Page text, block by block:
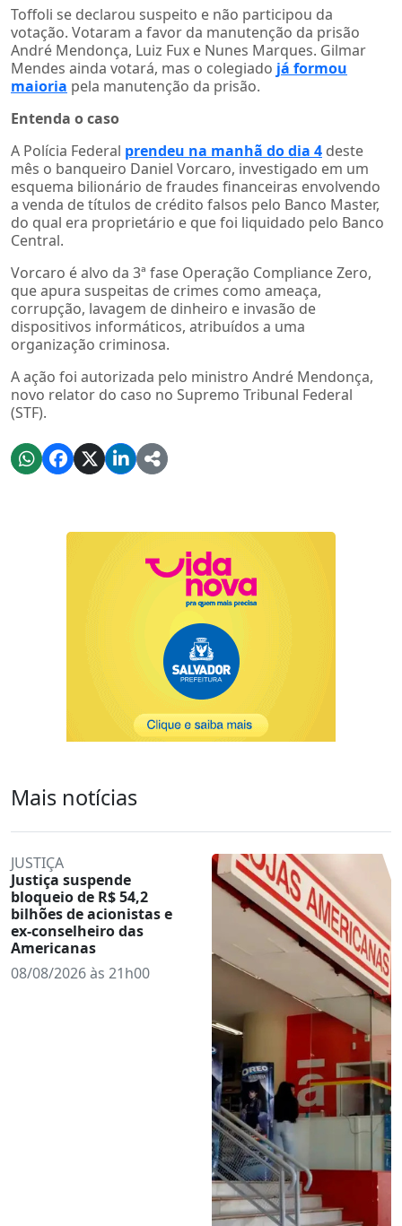
Toffoli se declarou suspeito e não participou da
votação. Votaram a favor da manutenção da prisão
André Mendonça, Luiz Fux e Nunes Marques. Gilmar
Mendes ainda votará, mas o colegiado já formou
maioria pela manutenção da prisão.
Entenda o caso
A Polícia Federal prendeu na manhã do dia 4 deste
mês o banqueiro Daniel Vorcaro, investigado em um
esquema bilionário de fraudes financeiras envolvendo
a venda de títulos de crédito falsos pelo Banco Master,
do qual era proprietário e que foi liquidado pelo Banco
Central.
Vorcaro é alvo da 3ª fase Operação Compliance Zero,
que apura suspeitas de crimes como ameaça,
corrupção, lavagem de dinheiro e invasão de
dispositivos informáticos, atribuídos a uma
organização criminosa.
A ação foi autorizada pelo ministro André Mendonça,
novo relator do caso no Supremo Tribunal Federal
(STF).
Mais notícias
JUSTIÇA
Justiça suspende
bloqueio de R$ 54,2
bilhões de acionistas e
ex-conselheiro das
Americanas
08/08/2026 às 21h00